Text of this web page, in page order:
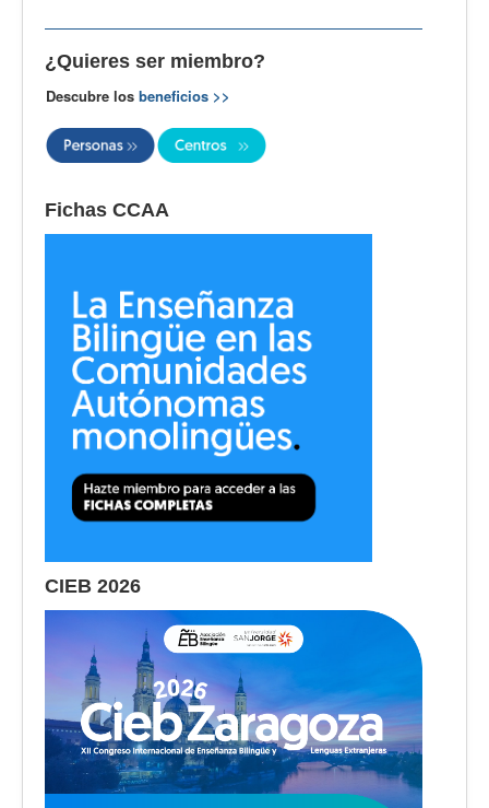
CIEB
Contacto
¿Quieres ser miembro?
Descubre los beneficios >>
Fichas CCAA
CIEB 2026